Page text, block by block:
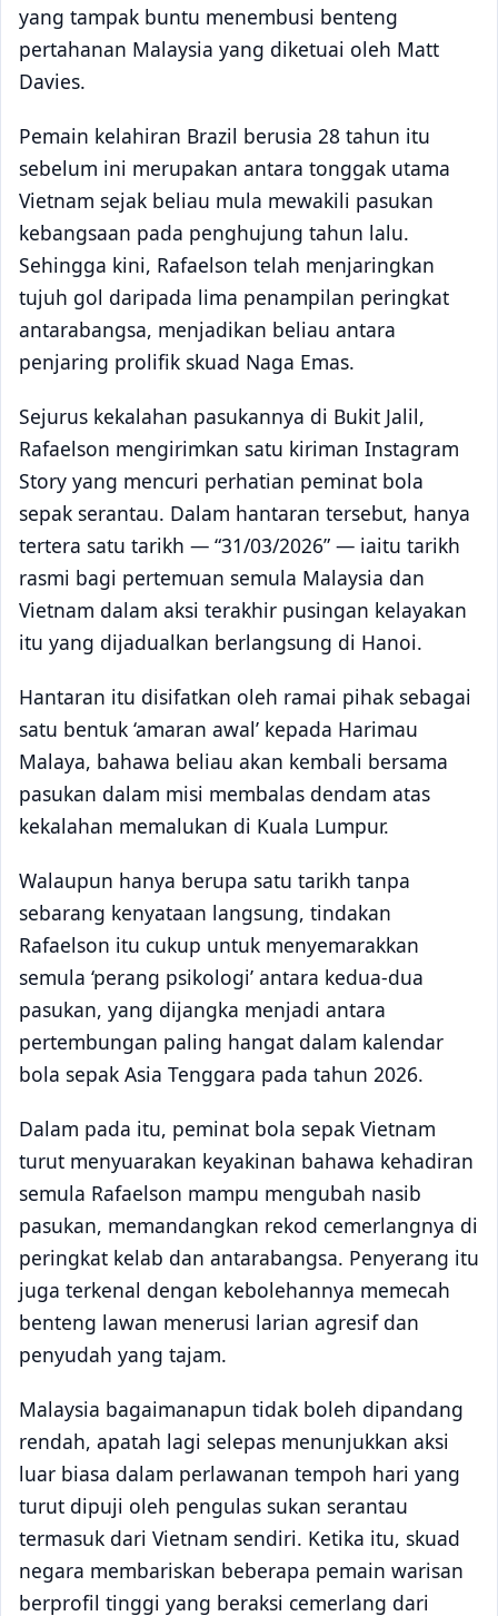
yang tampak buntu menembusi benteng
pertahanan Malaysia yang diketuai oleh Matt
Davies.
Pemain kelahiran Brazil berusia 28 tahun itu
sebelum ini merupakan antara tonggak utama
Vietnam sejak beliau mula mewakili pasukan
kebangsaan pada penghujung tahun lalu.
Sehingga kini, Rafaelson telah menjaringkan
tujuh gol daripada lima penampilan peringkat
antarabangsa, menjadikan beliau antara
penjaring prolifik skuad Naga Emas.
Sejurus kekalahan pasukannya di Bukit Jalil,
Rafaelson mengirimkan satu kiriman Instagram
Story yang mencuri perhatian peminat bola
sepak serantau. Dalam hantaran tersebut, hanya
tertera satu tarikh — “31/03/2026” — iaitu tarikh
rasmi bagi pertemuan semula Malaysia dan
Vietnam dalam aksi terakhir pusingan kelayakan
itu yang dijadualkan berlangsung di Hanoi.
Hantaran itu disifatkan oleh ramai pihak sebagai
satu bentuk ‘amaran awal’ kepada Harimau
Malaya, bahawa beliau akan kembali bersama
pasukan dalam misi membalas dendam atas
kekalahan memalukan di Kuala Lumpur.
Walaupun hanya berupa satu tarikh tanpa
sebarang kenyataan langsung, tindakan
Rafaelson itu cukup untuk menyemarakkan
semula ‘perang psikologi’ antara kedua-dua
pasukan, yang dijangka menjadi antara
pertembungan paling hangat dalam kalendar
bola sepak Asia Tenggara pada tahun 2026.
Dalam pada itu, peminat bola sepak Vietnam
turut menyuarakan keyakinan bahawa kehadiran
semula Rafaelson mampu mengubah nasib
pasukan, memandangkan rekod cemerlangnya di
peringkat kelab dan antarabangsa. Penyerang itu
juga terkenal dengan kebolehannya memecah
benteng lawan menerusi larian agresif dan
penyudah yang tajam.
Malaysia bagaimanapun tidak boleh dipandang
rendah, apatah lagi selepas menunjukkan aksi
luar biasa dalam perlawanan tempoh hari yang
turut dipuji oleh pengulas sukan serantau
termasuk dari Vietnam sendiri. Ketika itu, skuad
negara membariskan beberapa pemain warisan
berprofil tinggi yang beraksi cemerlang dari